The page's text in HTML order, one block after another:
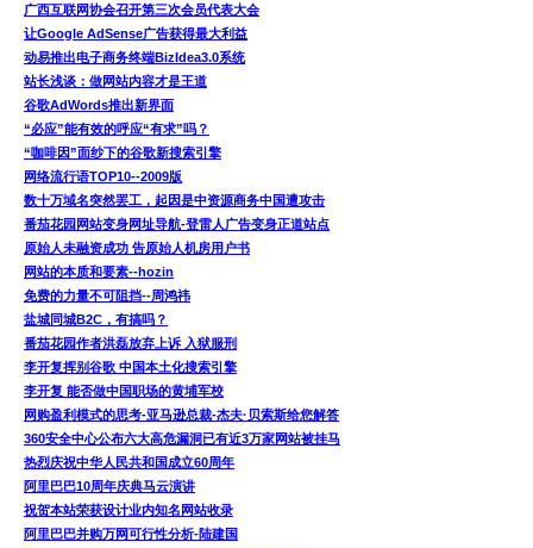
广西互联网协会召开第三次会员代表大会
让Google AdSense广告获得最大利益
动易推出电子商务终端BizIdea3.0系统
站长浅谈：做网站内容才是王道
谷歌AdWords推出新界面
“必应”能有效的呼应“有求”吗？
“咖啡因”面纱下的谷歌新搜索引擎
网络流行语TOP10--2009版
数十万域名突然罢工，起因是中资源商务中国遭攻击
番茄花园网站变身网址导航-登雷人广告变身正道站点
原始人未融资成功 告原始人机房用户书
网站的本质和要素--hozin
免费的力量不可阻挡--周鸿祎
盐城同城B2C，有搞吗？
番茄花园作者洪磊放弃上诉 入狱服刑
李开复挥别谷歌 中国本土化搜索引擎
李开复 能否做中国职场的黄埔军校
网购盈利模式的思考-亚马逊总裁-杰夫·贝索斯给您解答
360安全中心公布六大高危漏洞已有近3万家网站被挂马
热烈庆祝中华人民共和国成立60周年
阿里巴巴10周年庆典马云演讲
祝贺本站荣获设计业内知名网站收录
阿里巴巴并购万网可行性分析-陆建国